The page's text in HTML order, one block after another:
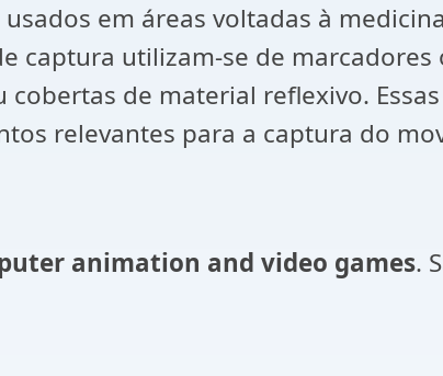
em áreas voltadas à
captura utilizam-se de
de material reflexivo.
relevantes para a captura do
animation and video games.